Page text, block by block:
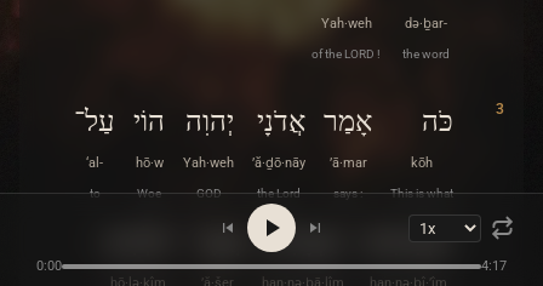
də·ḇar-
the word
Yah·weh
of the LORD !
3 כֹּה
kōh
This is what
אָמַר
’ā·mar
says :
אֲדֹנָי
’ă·ḏō·nāy
the Lord
יְהוִה
Yah·weh
GOD
הוֹי
hō·w
Woe
עַל־
‘al-
to
הַנְּבִיאִים הַנְּבָלִים אֲשֶׁר
0:00 4:17